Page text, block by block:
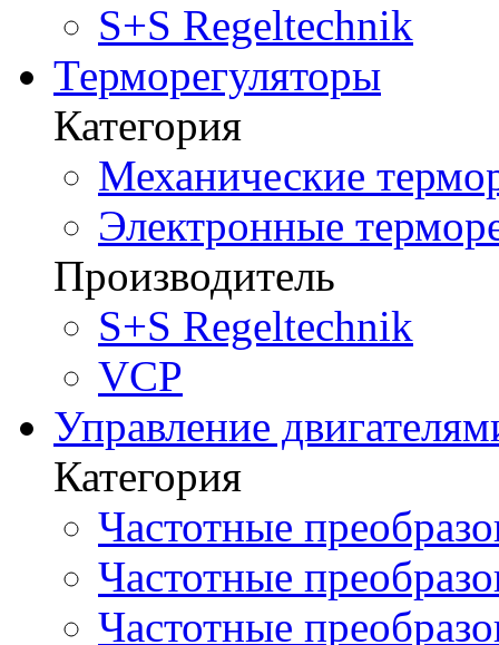
S+S Regeltechnik
Терморегуляторы
Категория
Механические
Электронные
Производитель
S+S Regeltechnik
VCP
Управление
Категория
Частотные
Частотные
Частотные